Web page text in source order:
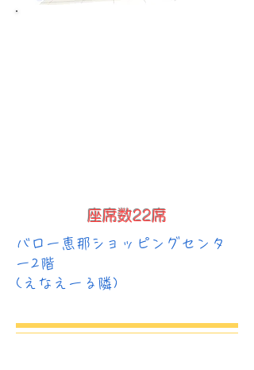
座席数22席
バロー恵那ショッピングセンタ
ー2階
(えなえーる隣)